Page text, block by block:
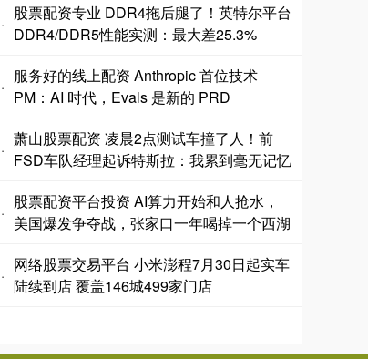
·
股票配资专业 DDR4拖后腿了！英特尔平台
DDR4/DDR5性能实测：最大差25.3%
·
服务好的线上配资 Anthropic 首位技术
PM：AI 时代，Evals 是新的 PRD
·
萧山股票配资 凌晨2点测试车撞了人！前
FSD车队经理起诉特斯拉：我累到毫无记忆
·
股票配资平台投资 AI算力开始和人抢水，
美国爆发争夺战，张家口一年喝掉一个西湖
·
网络股票交易平台 小米澎程7月30日起实车
陆续到店 覆盖146城499家门店